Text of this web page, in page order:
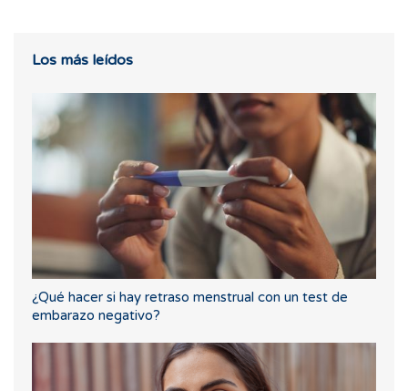
Los más leídos
¿Qué hacer si hay retraso menstrual con un test de
embarazo negativo?